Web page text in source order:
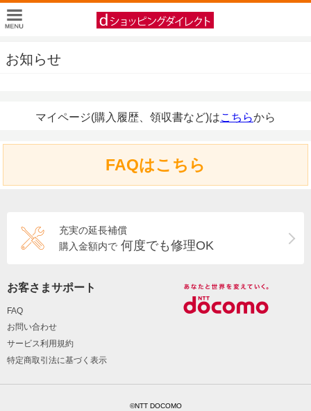
お知らせ
マイページ(購入履歴、領収書など)はこちらから
FAQはこちら
充実の延長補償
購入金額内で 何度でも修理OK
お客さまサポート
FAQ
お問い合わせ
サービス利用規約
特定商取引法に基づく表示
©NTT DOCOMO